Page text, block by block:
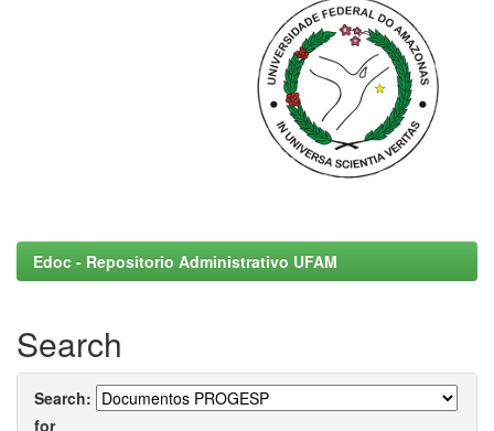
Edoc - Repositorio Administrativo UFAM
Search
Search:
for